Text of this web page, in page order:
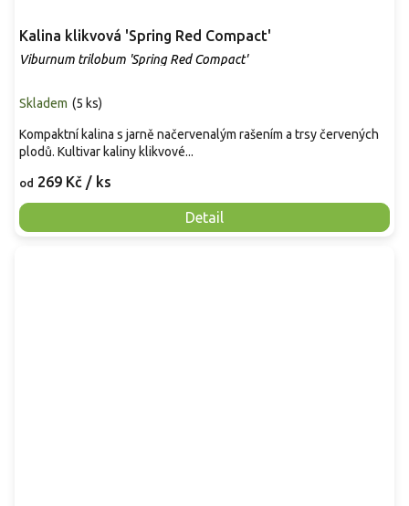
Kalina klikvová 'Spring Red Compact'
Viburnum trilobum 'Spring Red Compact'
Skladem (5 ks)
od 269 Kč / ks
Detail
Kompaktní kalina s jarně načervenalým rašením a trsy červených
plodů. Kultivar kaliny klikvové...